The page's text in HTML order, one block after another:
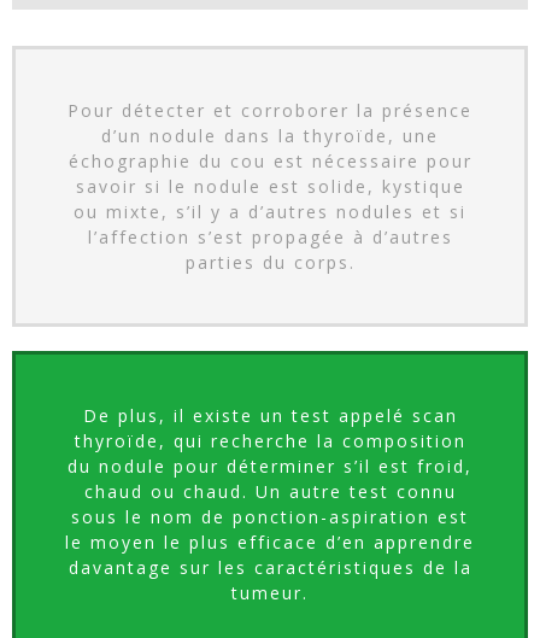
Pour détecter et corroborer la présence
d’un nodule dans la thyroïde, une
échographie du cou est nécessaire pour
savoir si le nodule est solide, kystique
ou mixte, s’il y a d’autres nodules et si
l’affection s’est propagée à d’autres
parties du corps.
De plus, il existe un test appelé scan
thyroïde, qui recherche la composition
du nodule pour déterminer s’il est froid,
chaud ou chaud. Un autre test connu
sous le nom de ponction-aspiration est
le moyen le plus efficace d’en apprendre
davantage sur les caractéristiques de la
tumeur.